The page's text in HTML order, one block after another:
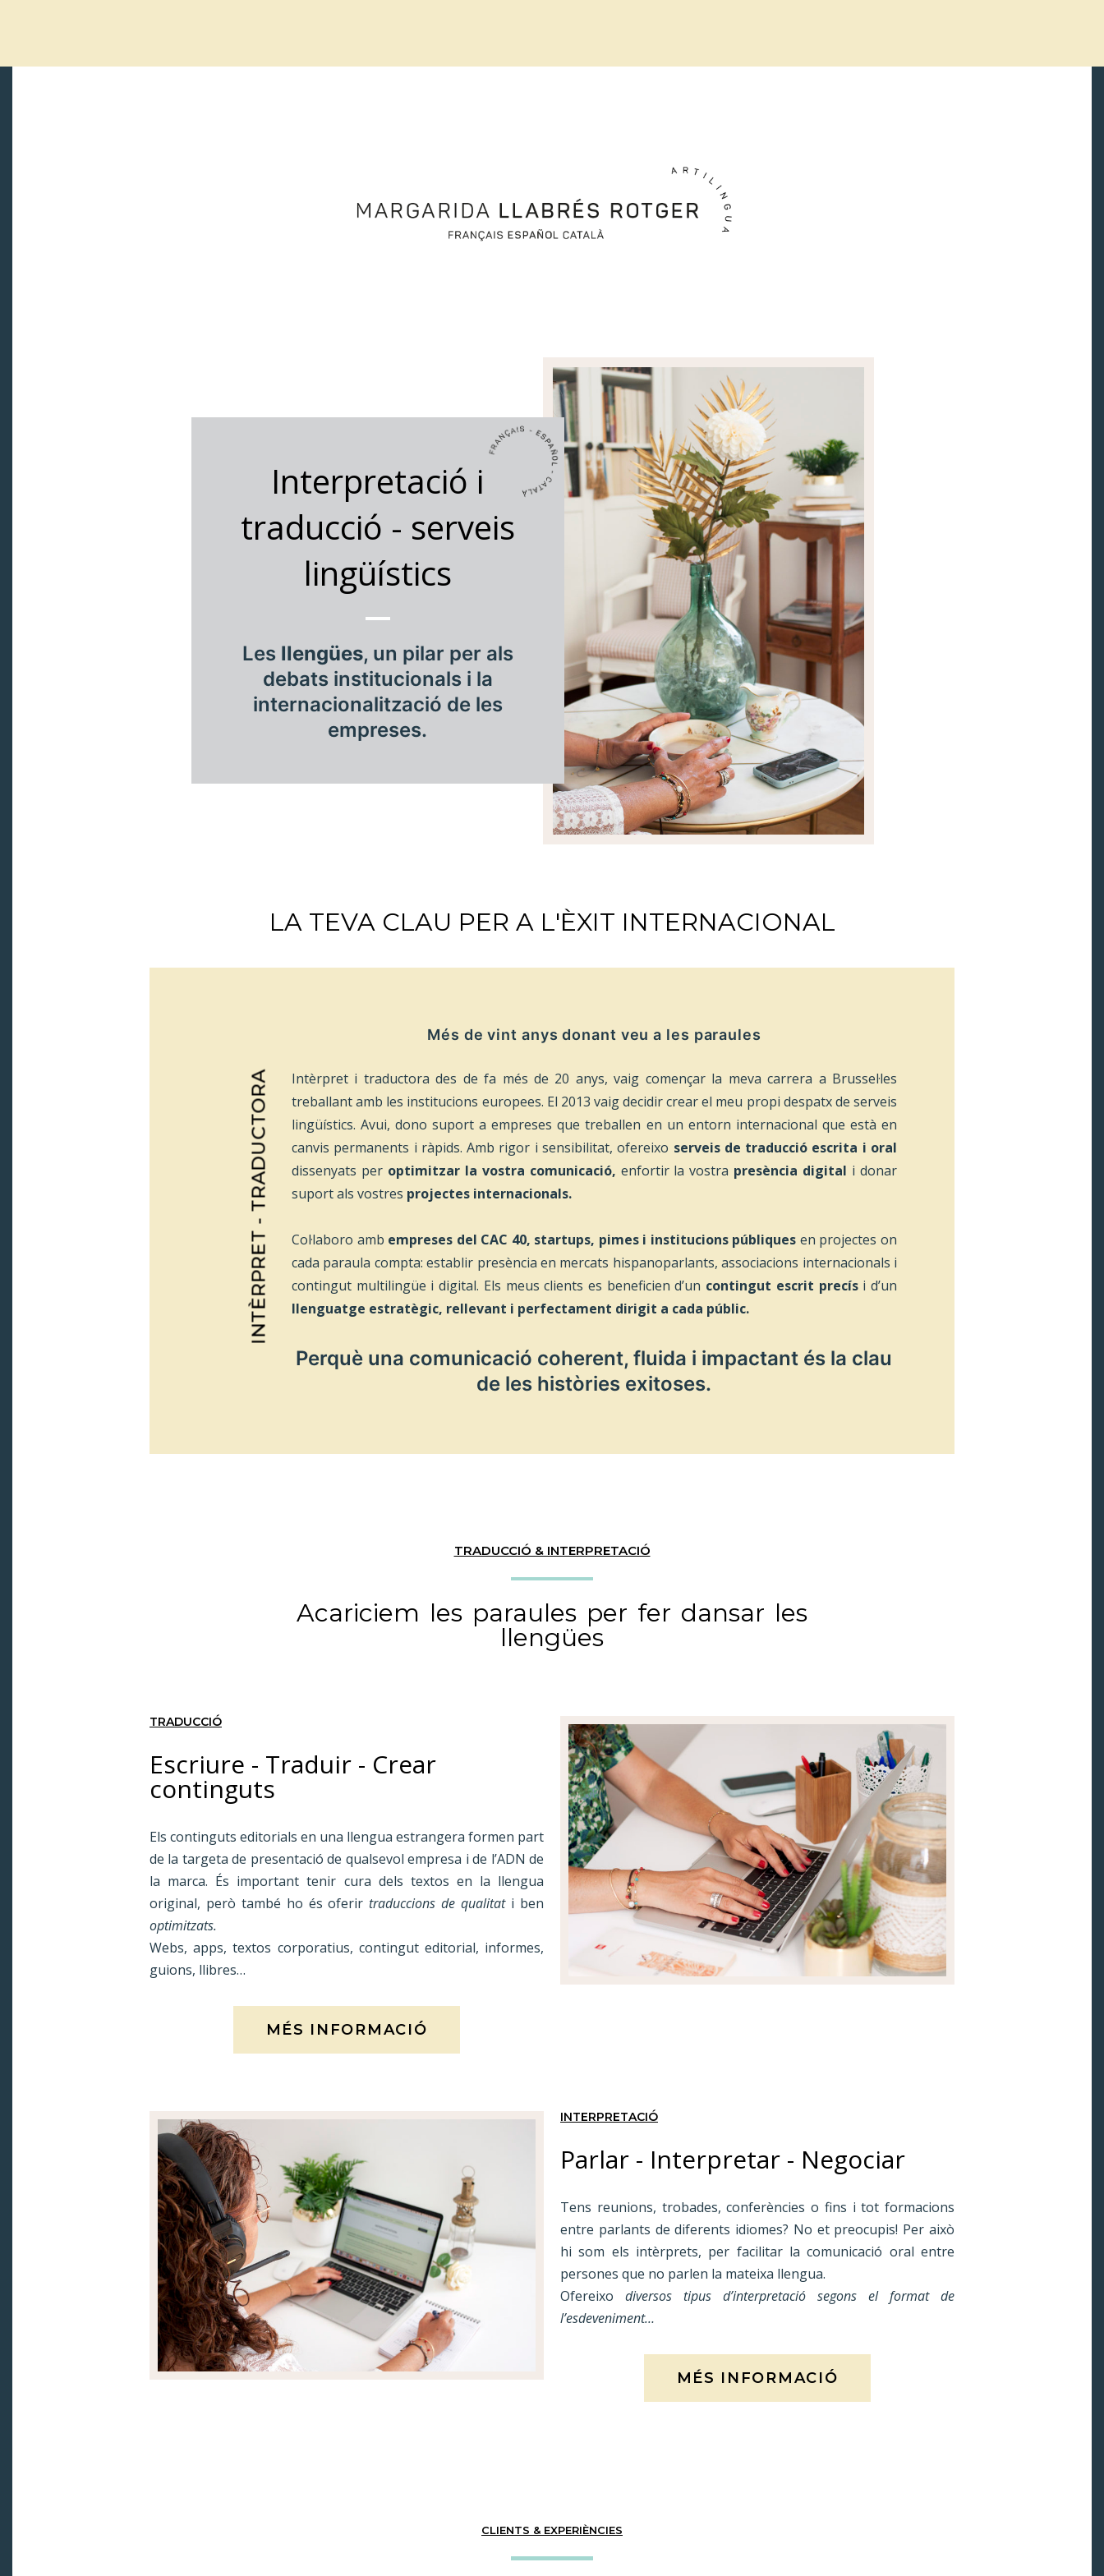
Interpretació i
traducció - serveis
lingüístics
Les llengües, un pilar per als
debats institucionals i la
internacionalització de les
empreses.
LA TEVA CLAU PER A L'ÈXIT INTERNACIONAL
INTÈRPRET - TRADUCTORA
Més de vint anys donant veu a les paraules
Intèrpret i traductora des de fa més de 20 anys, vaig començar la meva carrera a Brussel·les
treballant amb les institucions europees. El 2013 vaig decidir crear el meu propi despatx de serveis
lingüístics. Avui, dono suport a empreses que treballen en un entorn internacional que està en
canvis permanents i ràpids. Amb rigor i sensibilitat, ofereixo serveis de traducció escrita i oral
dissenyats per optimitzar la vostra comunicació, enfortir la vostra presència digital i donar
suport als vostres projectes internacionals.
Col·laboro amb empreses del CAC 40, startups, pimes i institucions públiques en projectes on
cada paraula compta: establir presència en mercats hispanoparlants, associacions internacionals i
contingut multilingüe i digital. Els meus clients es beneficien d’un contingut escrit precísi d’un
llenguatge estratègic, rellevant i perfectament dirigit a cada públic.
Perquè una comunicació coherent, fluida i impactant és la clau
de les històries exitoses.
TRADUCCIÓ & INTERPRETACIÓ
Acariciem les paraules per fer dansar les
llengües
TRADUCCIÓ
Escriure - Traduir - Crear
continguts
Els continguts editorials en una llengua estrangera formen part
de la targeta de presentació de qualsevol empresa i de l’ADN de
la marca. És important tenir cura dels textos en la llengua
original, però també ho és oferirtraduccions de qualitat i ben
optimitzats.
Webs, apps, textos corporatius, contingut editorial, informes,
guions, llibres…
MÉS INFORMACIÓ
INTERPRETACIÓ
Parlar - Interpretar - Negociar
Tens reunions, trobades, conferències o fins i tot formacions
entre parlants de diferents idiomes? No et preocupis! Per això
hi som els intèrprets, per facilitar la comunicació oral entre
persones que no parlen la mateixa llengua.
Ofereixo diversos tipus d’interpretació segons el format de
l’esdeveniment…
MÉS INFORMACIÓ
CLIENTS & EXPERIÈNCIES